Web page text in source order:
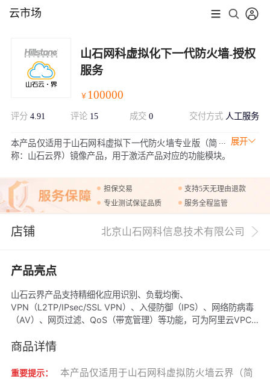
云市场
山石网科虚拟化下一代防火墙-授权
服务
￥ 100000
评分 4.91 评论 15 成交0 交付方式 人工服务
展开
本产品仅适用于山石网科虚拟下一代防火墙专业版（简
称：山石云界）镜像产品，用于激活产品对应的功能模块。
担保交易
支持5天无理由退款
专业测试保证品质
服务全程监管
店铺 北京山石网科信息技术有限公司
产品亮点
山石云界产品支持精细化应用识别、负载均衡、
VPN（L2TP/IPsec/SSL VPN）、入侵防御（IPS）、网络防病毒
（AV）、网页过滤、QoS（带宽管理）等功能，可为阿里云VPC
接入等功能。
商品详情
重要提示：
本产品仅适用于山石网科虚拟防火墙云界（简